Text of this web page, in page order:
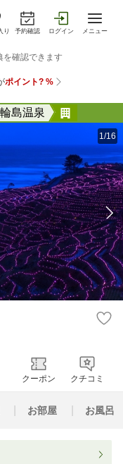
り 予約確認 ログイン メニュー
輪島温泉
1/16
クーポン クチコミ
お部屋 お風呂